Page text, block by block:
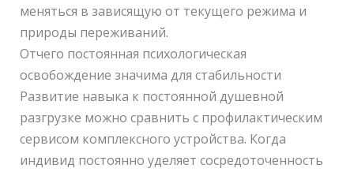
меняться в зависящую от текущего режима и
природы переживаний.
Отчего постоянная психологическая
освобождение значима для стабильности
Развитие навыка к постоянной душевной
разгрузке можно сравнить с профилактическим
сервисом комплексного устройства. Когда
индивид постоянно уделяет сосредоточенность